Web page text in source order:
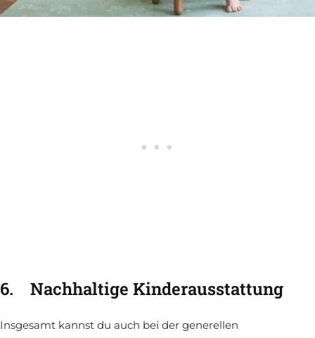
6. Nachhaltige Kinderausstattung
Insgesamt kannst du auch bei der generellen